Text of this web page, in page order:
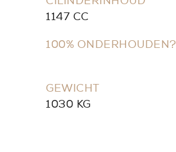
1147 CC
100% ONDERHOUDEN?
GEWICHT
1030 KG